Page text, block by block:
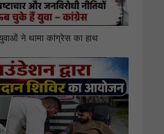
ने थामा कांग्रेस का हाथ